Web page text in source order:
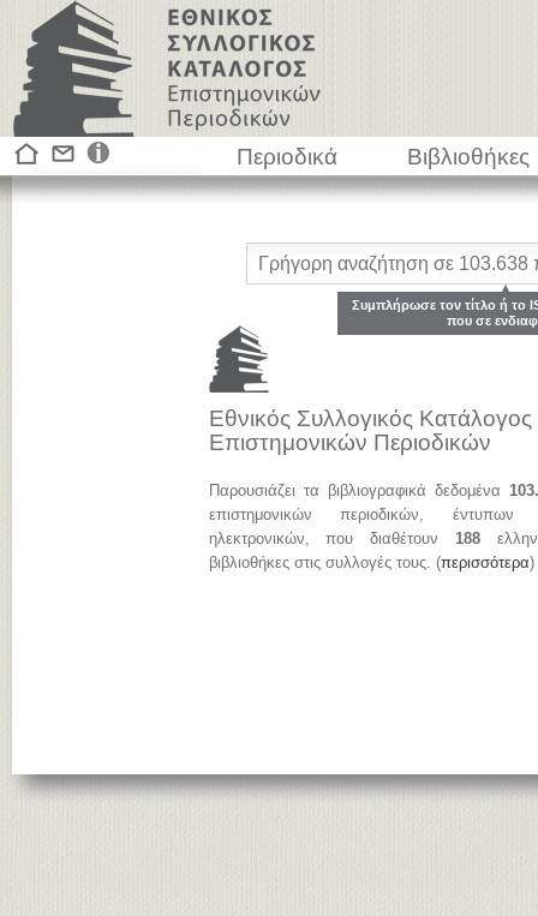
Περιοδικά Βιβλιοθήκες
Εθνικός Συλλογικός Κατάλογος
Επιστημονικών Περιοδικών
Παρουσιάζει τα βιβλιογραφικά δεδομένα
επιστημονικών περιοδικών, έντυπων
ηλεκτρονικών, που διαθέτουν 188
βιβλιοθήκες στις συλλογές τους. (περισσότερα)
Συμπλήρωσε τον τίτλο ή το
που σε